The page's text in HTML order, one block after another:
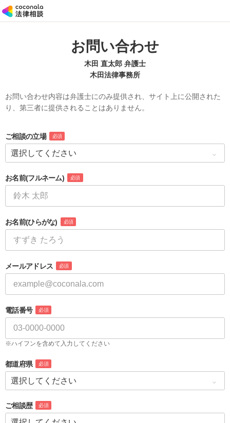
お問い合わせ
木田 直太郎 弁護士
木田法律事務所
お問い合わせ内容は弁護士にのみ提供され、サイト上に公開された
り、第三者に提供されることはありません。
ご相談の立場 必須
お名前(フルネーム) 必須
お名前(ひらがな) 必須
メールアドレス 必須
電話番号 必須
※ハイフンを含めて入力してください
都道府県 必須
ご相談歴 必須